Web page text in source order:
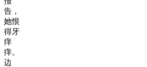
告，
她恨
得牙
痒
痒。
边